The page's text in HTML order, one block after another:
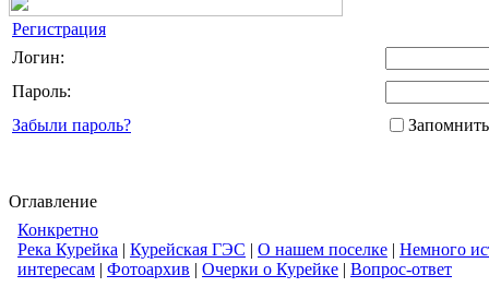
Регистрация
Логин:
Пароль:
Забыли пароль?
Оглавление
Конкретно
Река Курейка | Курейская ГЭС | О нашем поселке | Немного
интересам | Фотоархив | Очерки о Курейке | Вопрос-ответ